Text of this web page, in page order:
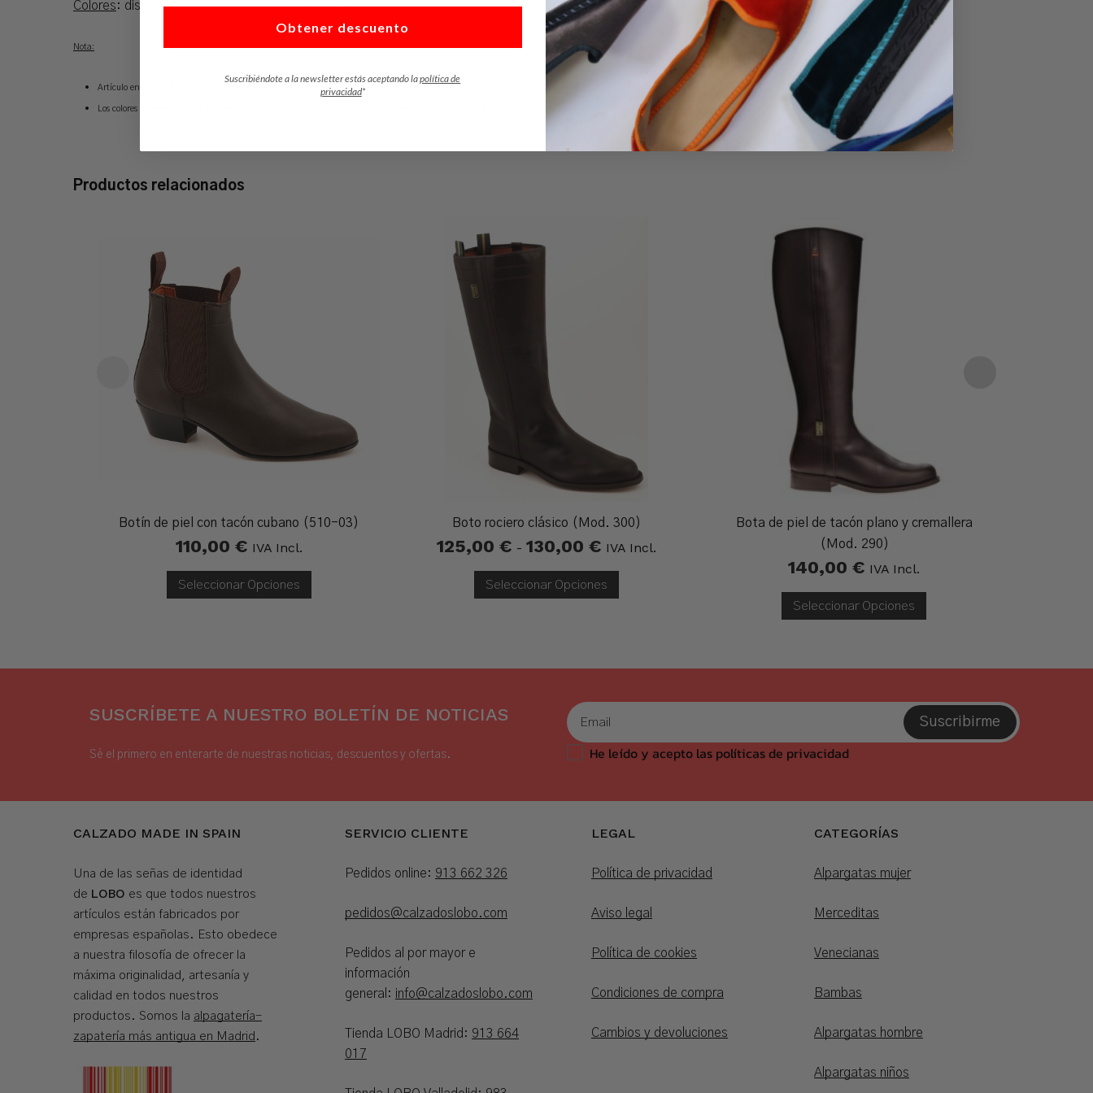
Colores: disponible en ante marrón y ante negro
Nota:
Artículo en STOCK EN TIENDA. Para pedidos online seleccionar talla y color y solicitar producto en AVISO DE STOCK (más abajo).
Los colores pueden sufrir variaciones de tonalidad respecto a la foto en función del fabricante así como de los ajustes de resolución y color del monitor
Productos relacionados
Botín de piel con tacón cubano (510-03)
110,00 € IVA Incl.
Seleccionar Opciones
Boto rociero clásico (Mod. 300)
125,00 € - 130,00 € Rango
Precios:
Desde
125,00 €
IVA Incl.
Seleccionar Opciones
Bota de piel de tacón plano y cremallera
(Mod. 290)
140,00€ IVA Incl.
Seleccionar Opciones
SUSCRÍBETE A NUESTRO BOLETÍN DE NOTICIAS
Sé el primero en enterarte de nuestras noticias, descuentos y ofertas.
Suscribirme
He leído y acepto las políticas de privacidad
CALZADO MADE IN SPAIN
Una de las señas de identidad
de LOBO es que todos nuestros
artículos están fabricados por
empresas españolas. Esto obedece
a nuestra filosofía de ofrecer la
máxima originalidad, artesanía y
calidad en todos nuestros
productos. Somos la alpagatería-
zapatería más antigua en Madrid .
SERVICIO CLIENTE
Pedidos online: 913 662 326
pedidos@calzadoslobo.com
Pedidos al por mayor e
información
general: info@calzadoslobo.com
Tienda LOBO Madrid: 913 664
017
LEGAL
Política de privacidad
Aviso legal
Política de cookies
Condiciones de compra
Cambios y devoluciones
CATEGORÍAS
Alpargatas mujer
Merceditas
Venecianas
Bambas
Alpargatas hombre
Alpargatas niños
Obtener descuento
Suscribiéndote a la newsletter estás aceptando lapolítica de
privacidad*